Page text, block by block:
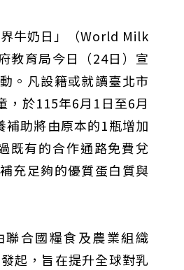
助小將 4 月全中運奪金
13年的堅持！ 中山醫大牙醫系
牛奶日」（World Milk
教育局今日（24日）宣
。凡設籍或就讀臺北市
，於115年6月1日至6月
補助將由原本的1瓶增加
既有的合作通路免費兌
充足夠的優質蛋白質與
聯合國糧食及農業組織
發起，旨在提升全球對乳